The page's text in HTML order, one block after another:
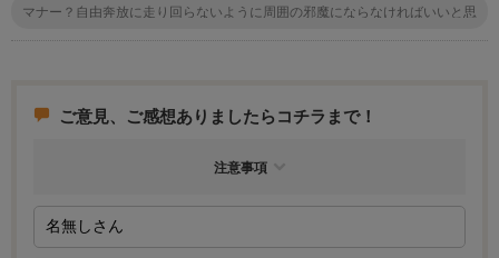
マナー？自由奔放に走り回らないように周囲の邪魔にならなければいいと思
よね
ご意見、ご感想ありましたらコチラまで！
注意事項